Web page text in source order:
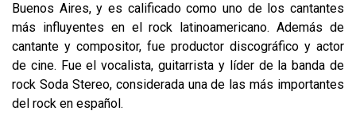
Buenos Aires, y es calificado como uno de los cantantes
más influyentes en el rock latinoamericano. Además de
cantante y compositor, fue productor discográfico y actor
de cine. Fue el vocalista, guitarrista y líder de la banda de
rock Soda Stereo, considerada una de las más importantes
del rock en español.